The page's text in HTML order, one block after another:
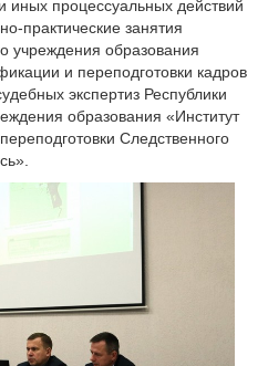
иных процессуальных действий
практические занятия
учреждения образования
и переподготовки кадров
экспертиз Республики
образования «Институт
Следственного